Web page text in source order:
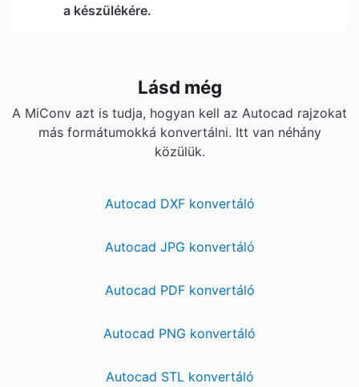
a készülékére.
Lásd még
A MiConv azt is tudja, hogyan kell az Autocad rajzokat
más formátumokká konvertálni. Itt van néhány
közülük.
Autocad DXF konvertáló
Autocad JPG konvertáló
Autocad PDF konvertáló
Autocad PNG konvertáló
Autocad STL konvertáló